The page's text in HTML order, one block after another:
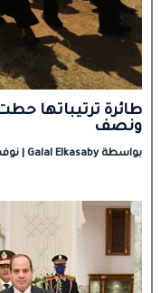
طائرة ترتيباتها
ونصف
بواسطة Galal Elkasaby نوفمبر